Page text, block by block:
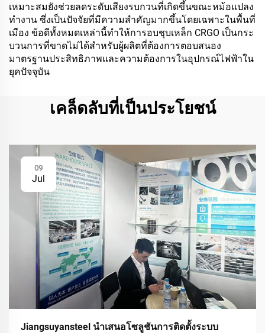
เหมาะสมยังช่วยลดระดับเสียงรบกวนที่เกิดขึ้นขณะหม้อแปลง
ทำงาน ซึ่งเป็นปัจจัยที่มีความสำคัญมากขึ้นโดยเฉพาะในพื้นที่
เมือง ข้อดีทั้งหมดเหล่านี้ทำให้การอบชุบเหล็ก CRGO เป็นกระ
บวนการที่ขาดไม่ได้สำหรับผู้ผลิตที่ต้องการตอบสนอง
มาตรฐานประสิทธิภาพและความต้องการในอุปกรณ์ไฟฟ้าใน
ยุคปัจจุบัน
เคล็ดลับที่เป็นประโยชน์
09
Jul
Jiangsuyansteel นำเสนอโซลูชันการติดตั้งระบบ